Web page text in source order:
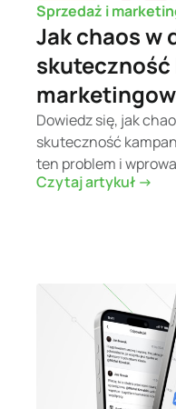
Sprzedaż i
Jak chaos w
skuteczność
Dowiedz się, jak
skuteczność
ten problem i
Czytaj artykuł ->